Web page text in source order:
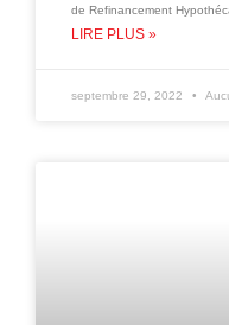
de Refinancement
LIRE PLUS »
septembre 29, 2022